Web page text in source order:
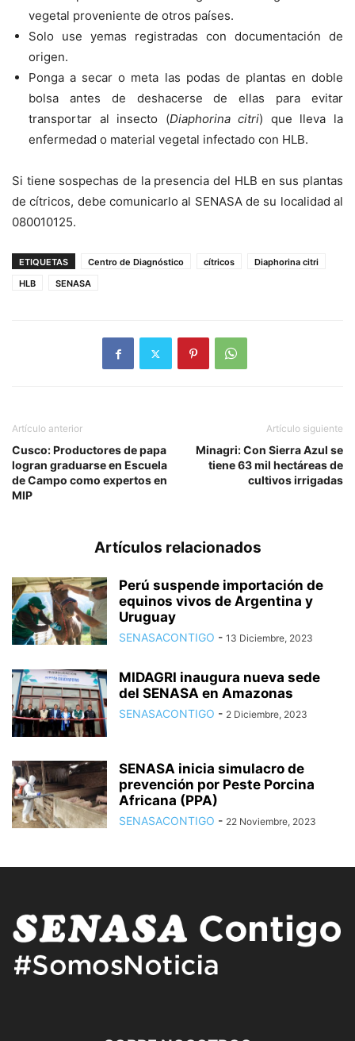
vegetal proveniente de otros países.
Solo use yemas registradas con documentación de
origen.
Ponga a secar o meta las podas de plantas en doble
bolsa antes de deshacerse de ellas para evitar
transportar al insecto (Diaphorina citri) que lleva la
enfermedad o material vegetal infectado con HLB.
Si tiene sospechas de la presencia del HLB en sus plantas
de cítricos, debe comunicarlo al SENASA de su localidad al
080010125.
ETIQUETAS Centro de Diagnóstico cítricos
Diaphorina citri
HLB
SENASA
Artículo anterior
Cusco: Productores de papa
logran graduarse en Escuela
de Campo como expertos en
MIP
Artículo siguiente
Minagri: Con Sierra Azul se
tiene 63 mil hectáreas de
cultivos irrigadas
Artículos relacionados
Perú suspende importación de
equinos vivos de Argentina y
Uruguay
SENASACONTIGO - 13 Diciembre, 2023
MIDAGRI inaugura nueva sede
del SENASA en Amazonas
SENASACONTIGO - 2 Diciembre, 2023
SENASA inicia simulacro de
prevención por Peste Porcina
Africana (PPA)
SENASACONTIGO - 22 Noviembre, 2023